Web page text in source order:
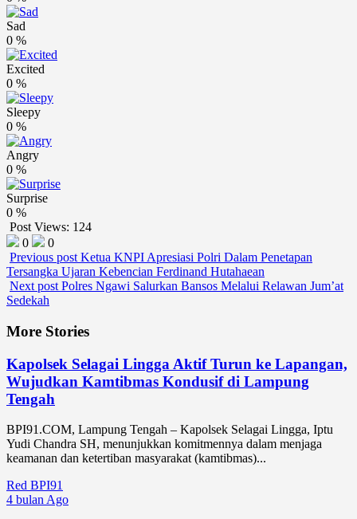
Sad
0 %
Excited
0 %
Sleepy
0 %
Angry
0 %
Surprise
0 %
Post Views: 124
0
0
Previous post Ketua KNPI Apresiasi Polri Dalam Penetapan
Tersangka Ujaran Kebencian Ferdinand Hutahaean
Next post Polres Ngawi Salurkan Bansos Melalui Relawan Jum’at
Sedekah
More Stories
Kapolsek Selagai Lingga Aktif Turun ke Lapangan,
Wujudkan Kamtibmas Kondusif di Lampung
Tengah
BPI91.COM, Lampung Tengah – Kapolsek Selagai Lingga, Iptu
Yudi Chandra SH, menunjukkan komitmennya dalam menjaga
keamanan dan ketertiban masyarakat (kamtibmas)...
Red BPI91
4 bulan Ago